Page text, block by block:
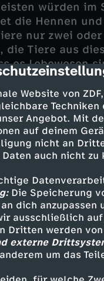
description
Website von
Angebot. Mit
auf deinem
nicht an
auch nicht zu
Die Speicherung
dich
ausschließlich auf
Dritten werden
externe
um das
würden
die Hennen
nur zwei
die Tiere aus
es Lebewesen
würden – zum
waren in
Die hier
Mal in ihrem
den Pfoten
in
Modellbetrieb,
der Feldhase
"Es ist zum
nach
und
Sebastian
zeigt, wie beim